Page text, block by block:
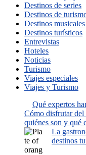
Destinos de series
Destinos de
Destinos musicales
Destinos turísticos
Entrevistas
Hoteles
Noticias
Turismo
Viajes especiales
Viajes y Turismo
Qué expertos
Cómo disfrutar del
quiénes son y qué
La
destinos